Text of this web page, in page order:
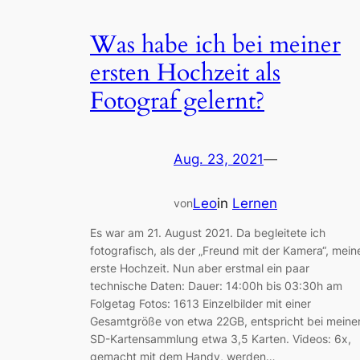
Was habe ich bei meiner
ersten Hochzeit als
Fotograf gelernt?
Aug. 23, 2021—
vonLeoin Lernen
Es war am 21. August 2021. Da begleitete ich
fotografisch, als der „Freund mit der Kamera“,
erste Hochzeit. Nun aber erstmal ein paar
technische Daten: Dauer: 14:00h bis 03:30h am
Folgetag Fotos: 1613 Einzelbilder mit einer
Gesamtgröße von etwa 22GB, entspricht bei
SD-Kartensammlung etwa 3,5 Karten. Videos: 6x,
gemacht mit dem Handy, werden…